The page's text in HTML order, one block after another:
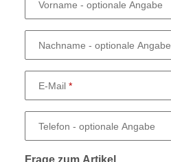
Vorname - optionale Angabe
Nachname - optionale Angabe
E-Mail
Telefon - optionale Angabe
Frage zum Artikel